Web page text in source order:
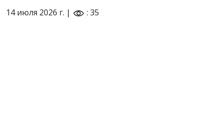
14 июля 2026 г. | : 35